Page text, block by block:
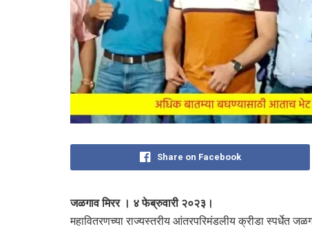
Share on Facebook
जळगाव मिरर । ४ फेब्रुवारी २०२३।
महावितरणच्या राज्यस्तरीय आंतरपरिमंडलीय क्रीडा स्पर्धेत